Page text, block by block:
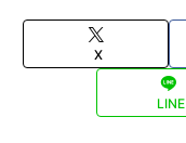
X
LINE